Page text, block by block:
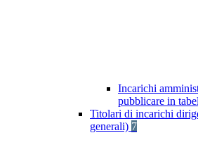
Incarichi
pubblicare in
Titolari di incarichi
generali) 7